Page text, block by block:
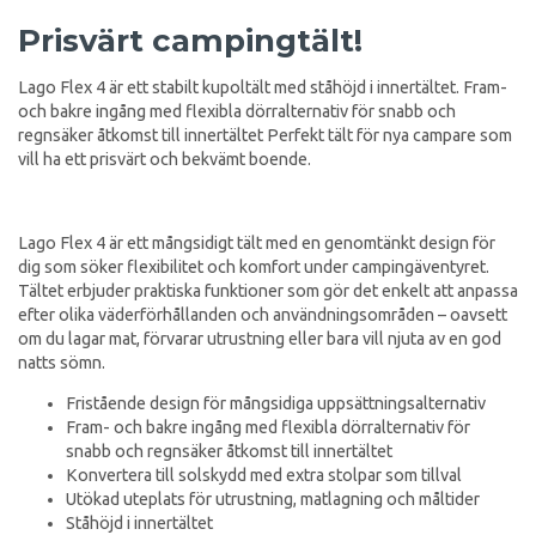
Prisvärt campingtält!
Lago Flex 4 är ett stabilt kupoltält med ståhöjd i innertältet. Fram-
och bakre ingång med flexibla dörralternativ för snabb och
regnsäker åtkomst till innertältet Perfekt tält för nya campare som
vill ha ett prisvärt och bekvämt boende.
Lago Flex 4 är ett mångsidigt tält med en genomtänkt design för
dig som söker flexibilitet och komfort under campingäventyret.
Tältet erbjuder praktiska funktioner som gör det enkelt att anpassa
efter olika väderförhållanden och användningsområden – oavsett
om du lagar mat, förvarar utrustning eller bara vill njuta av en god
natts sömn.
Fristående design för mångsidiga uppsättningsalternativ
Fram- och bakre ingång med flexibla dörralternativ för
snabb och regnsäker åtkomst till innertältet
Konvertera till solskydd med extra stolpar som tillval
Utökad uteplats för utrustning, matlagning och måltider
Ståhöjd i innertältet